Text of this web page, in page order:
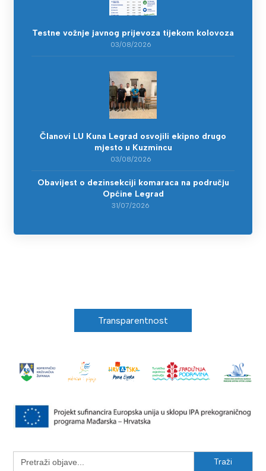
Testne vožnje javnog prijevoza tijekom kolovoza
03/08/2026
Članovi LU Kuna Legrad osvojili ekipno drugo
mjesto u Kuzmincu
03/08/2026
Obavijest o dezinsekciji komaraca na području
Općine Legrad
31/07/2026
Transparentnost
Search
for: